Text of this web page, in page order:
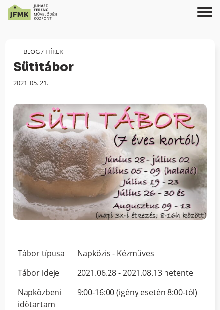
Content
navigációhoz
BLOG/ HÍREK
Sütitábor
Megjelenés
2021. 05. 21.
Tábor típusa
Napközis - Kézműves
Tábor ideje
2021.06.28 - 2021.08.13 hetente
Napközbeni
időtartam
9:00-16:00 (igény esetén 8:00-tól)